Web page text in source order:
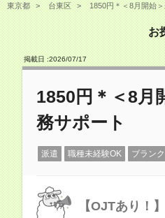
東京都 台東区 1850円＊＜8月開始
お
掲載日 :2026/07/17
1850円＊＜8月
務サポート
派遣 職種未経験OK ブラン
【OJTあり！